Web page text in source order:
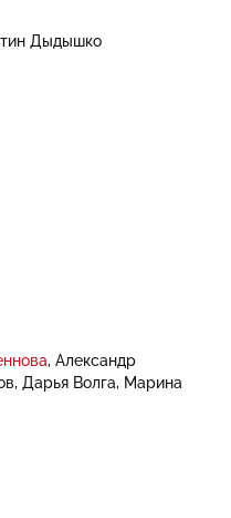
Дыдышко
Александр
Дарья Волга Марина